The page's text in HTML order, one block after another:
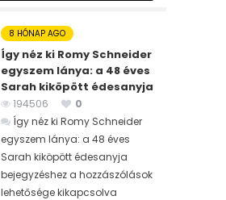
8 HÓNAP AGO
Így néz ki Romy Schneider
egyszem lánya: a 48 éves
Sarah kiköpött édesanyja
194506
0
Így néz ki Romy Schneider
egyszem lánya: a 48 éves
Sarah kiköpött édesanyja
bejegyzéshez a hozzászólások
lehetősége kikapcsolva